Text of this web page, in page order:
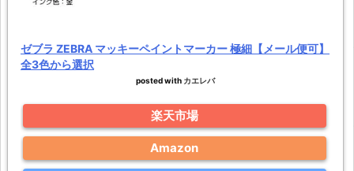
ゼブラ ZEBRA マッキーペイントマーカー 極細【メール便可】
全3色から選択
posted with カエレバ
楽天市場
Amazon